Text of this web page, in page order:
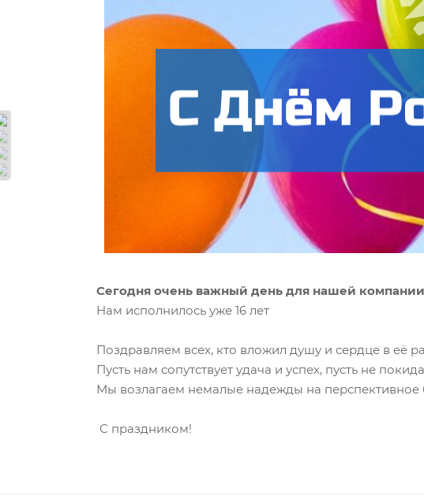
Сегодня очень важный день для нашей
Нам исполнилось уже 16 лет
Поздравляем всех, кто вложил душу и сердце в её
Пусть нам сопутствует удача и успех, пусть не
Мы возлагаем немалые надежды на перспективное
С праздником!